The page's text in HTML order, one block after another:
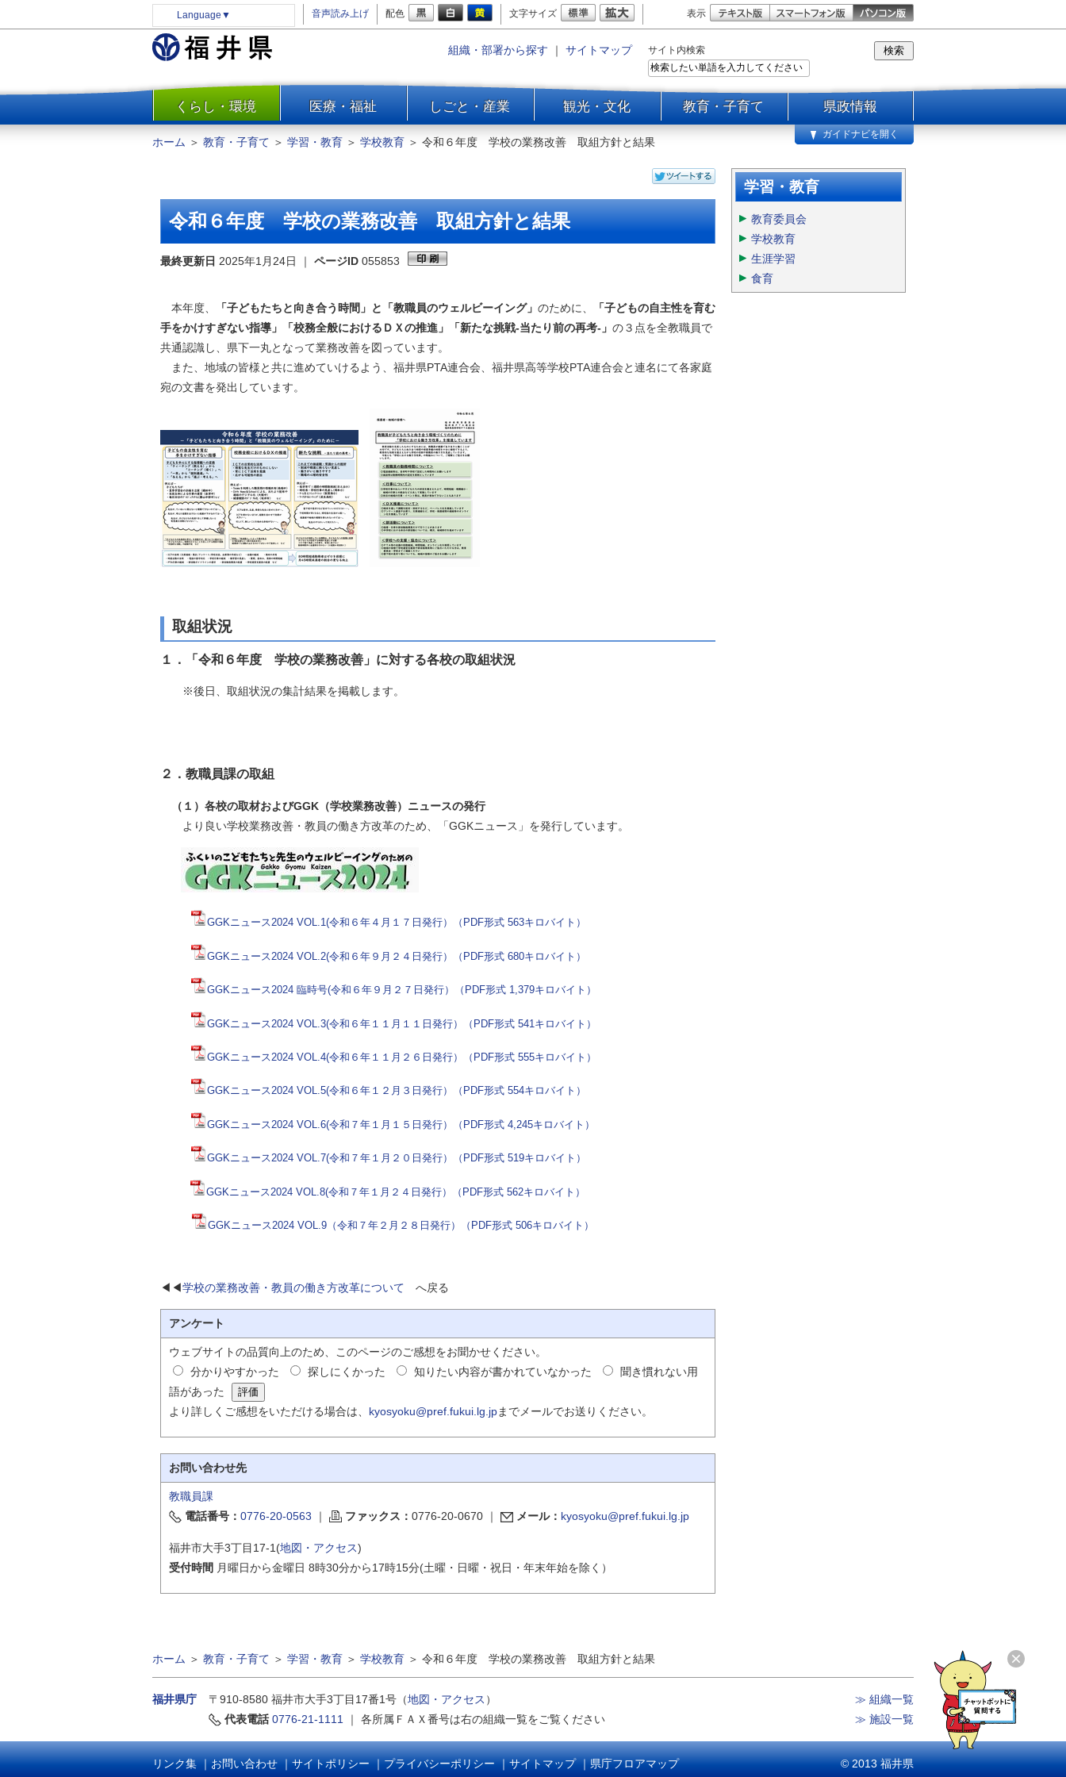
Language ▼ 音声読み上げ 配色 文字サイズ 表示
組織・部署から探す ｜ サイトマップ サイト内検索
一覧
くらし・環境 医療・福祉 しごと・産業 観光・文化 教育・子育て 県政情報
防災
水道・エネルギー
住まい・土地
環境問題・廃棄物対策・リサ
イクル
交通・道路
河川・砂防・港湾
自然
ホーム ＞ 教育・子育て ＞ 学習・教育 ＞ 学校教育 ＞ 令和６年度 学校の業務改善 取組方針と結果
ガイドナビを開く
令和６年度 学校の業務改善 取組方針と結果
最終更新日 2025年1月24日 ｜ ページID 055853
本年度、 「子どもたちと向き合う時間」と「教職員のウェルビーイング」 のために、
「子どもの自主性を育む
手をかけすぎない指導」「校務全般におけるＤＸの推進」「新たな挑戦-当たり前の再考-」 の３点を全教職員で
共通認識し、県下一丸となって業務改善を図っています。
また、地域の皆様と共に進めていけるよう、福井県PTA連合会、福井県高等学校PTA連合会と連名にて各家庭
宛の文書を発出しています。
取組状況
１．「令和６年度 学校の業務改善」に対する各校の取組状況
※後日、取組状況の集計結果を掲載します。
２．教職員課の取組
（１）各校の取材およびGGK（学校業務改善）ニュースの発行
より良い学校業務改善・教員の働き方改革のため、「GGKニュース」を発行しています。
GGKニュース2024 VOL.1(令和６年４月１７日発行）（PDF形式 563キロバイト）
GGKニュース2024 VOL.2(令和６年９月２４日発行）（PDF形式 680キロバイト）
GGKニュース2024 臨時号(令和６年９月２７日発行）（PDF形式 1,379キロバイト）
GGKニュース2024 VOL.3(令和６年１１月１１日発行）（PDF形式 541キロバイト）
GGKニュース2024 VOL.4(令和６年１１月２６日発行）（PDF形式 555キロバイト）
GGKニュース2024 VOL.5(令和６年１２月３日発行）（PDF形式 554キロバイト）
GGKニュース2024 VOL.6(令和７年１月１５日発行）（PDF形式 4,245キロバイト）
GGKニュース2024 VOL.7(令和７年１月２０日発行）（PDF形式 519キロバイト）
GGKニュース2024 VOL.8(令和７年１月２４日発行）（PDF形式 562キロバイト）
GGKニュース2024 VOL.9（令和７年２月２８日発行）（PDF形式 506キロバイト）
◀◀学校の業務改善・教員の働き方改革について へ戻る
アンケート
ウェブサイトの品質向上のため、このページのご感想をお聞かせください。
分かりやすかった
探しにくかった 知りたい内容が書かれていなかった
聞き慣れない用
語があった
より詳しくご感想をいただける場合は、 kyosyoku@pref.fukui.lg.jpまでメールでお送りください。
お問い合わせ先
教職員課
電話番号： 0776-20-0563 ｜ ファックス： 0776-20-0670 ｜ メール： kyosyoku@pref.fukui.lg.jp
福井市大手3丁目17-1(地図・アクセス)
受付時間 月曜日から金曜日 8時30分から17時15分(土曜・日曜・祝日・年末年始を除く）
学習・教育
教育委員会
学校教育
生涯学習
食育
ホーム ＞ 教育・子育て ＞ 学習・教育 ＞ 学校教育 ＞ 令和６年度 学校の業務改善 取組方針と結果
福井県庁 〒910-8580 福井市大手3丁目17番1号（地図・アクセス ）
代表電話 0776-21-1111 ｜ 各所属ＦＡＸ番号は右の組織一覧をご覧ください
≫ 組織一覧
≫ 施設一覧
リンク集｜お問い合わせ｜サイトポリシー｜プライバシーポリシー｜サイトマップ｜県庁フロアマップ © 2013 福井県